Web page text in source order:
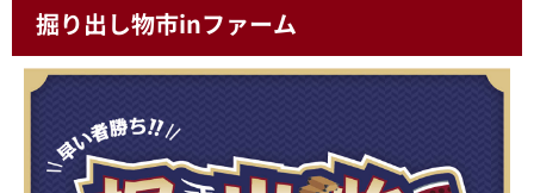
掘り出し物市inファーム